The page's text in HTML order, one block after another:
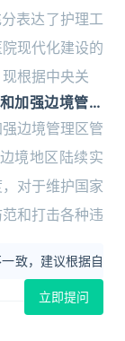
表达了护理工
现代化建设的
根据中央关
加强边境管理
边境管理区管
境地区陆续实
对于维护国家
和打击各种违
致，建议根据自
立即提问